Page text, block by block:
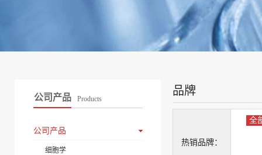
公司产品 Products
公司产品
细胞学
品牌
热销品牌：
全